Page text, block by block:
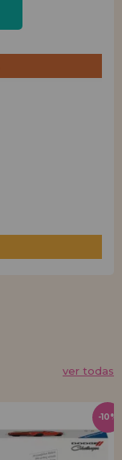
ver todas
-10%